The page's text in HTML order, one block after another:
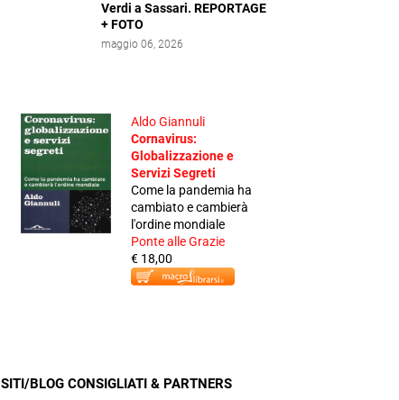
Verdi a Sassari. REPORTAGE
+ FOTO
maggio 06, 2026
Aldo Giannuli
Cornavirus:
Globalizzazione e
Servizi Segreti
Come la pandemia ha
cambiato e cambierà
l'ordine mondiale
Ponte alle Grazie
€ 18,00
SITI/BLOG CONSIGLIATI & PARTNERS